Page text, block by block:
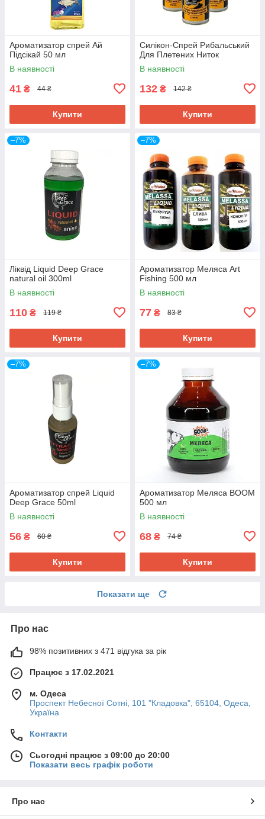
Ароматизатор спрей Ай
Підсікай 50 мл
В наявності
41 ₴ 44 ₴
Купити
Силікон-Спрей Рибальський
Для Плетених Ниток
В наявності
132 ₴ 142 ₴
Купити
–7%
Ліквід Liquid Deep Grace
natural oil 300ml
В наявності
110 ₴ 119 ₴
Купити
–7%
Ароматизатор Меляса Art
Fishing 500 мл
В наявності
77 ₴ 83 ₴
Купити
–7%
Ароматизатор спрей Liquid
Deep Grace 50ml
В наявності
56 ₴ 60 ₴
Купити
–7%
Ароматизатор Меляса BOOM
500 мл
В наявності
68 ₴ 74 ₴
Купити
Показати ще
Про нас
98% позитивних з 471 відгука за рік
Працює з 17.02.2021
м. Одеса
Проспект Небесної Сотні, 101 "Кладовка", 65104, Одеса,
Україна
Контакти
Сьогодні працює з 09:00 до 20:00
Показати весь графік роботи
Про нас